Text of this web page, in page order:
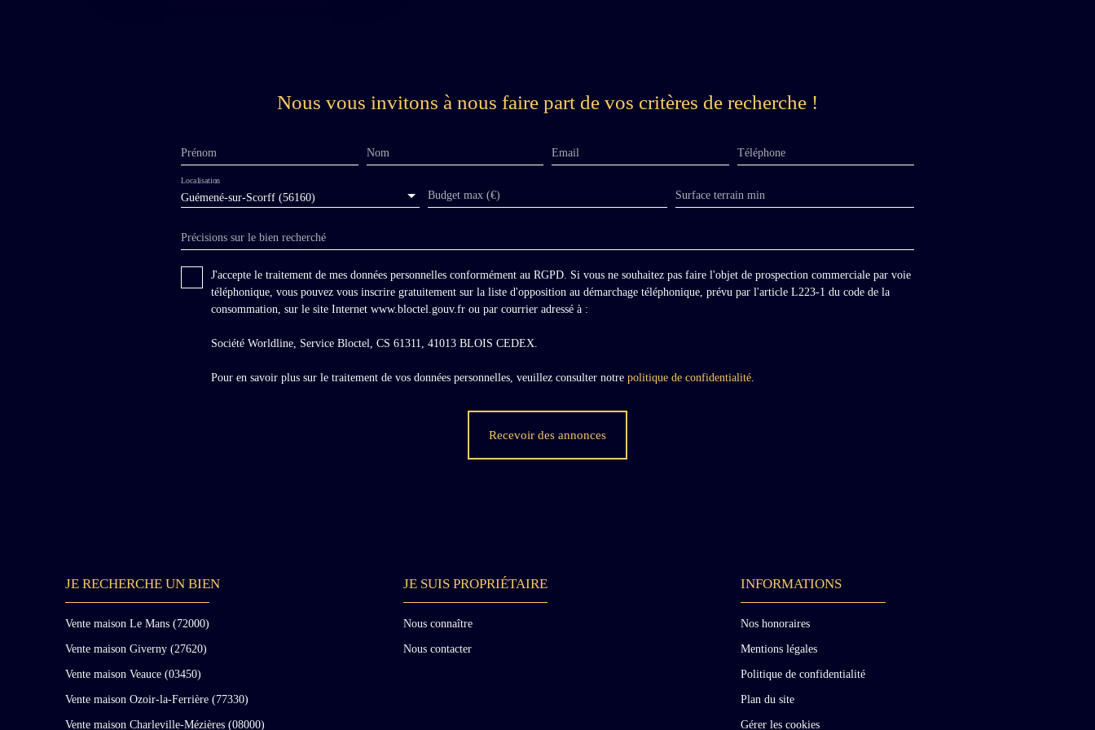
Nous vous invitons à nous faire part de vos critères de recherche !
Prénom Nom Email Téléphone
Guémené-sur-Scorff (56160)
Localisation
Budget max (€) Surface terrain min
Précisions sur le bien recherché
J'accepte le traitement de mes données personnelles conformément au RGPD. Si vous ne souhaitez pas faire l'objet de prospection commerciale par voie
téléphonique, vous pouvez vous inscrire gratuitement sur la liste d'opposition au démarchage téléphonique, prévu par l'article L223-1 du code de la
consommation, sur le site Internet www.bloctel.gouv.fr ou par courrier adressé à :
Société Worldline, Service Bloctel, CS 61311, 41013 BLOIS CEDEX.
Pour en savoir plus sur le traitement de vos données personnelles, veuillez consulter notre politique de confidentialité.
Recevoir des annonces
JE RECHERCHE UN BIEN
Vente maison Le Mans (72000)
Vente maison Giverny (27620)
Vente maison Veauce (03450)
Vente maison Ozoir-la-Ferrière (77330)
Vente maison Charleville-Mézières (08000)
JE SUIS PROPRIÉTAIRE
Nous connaître
Nous contacter
INFORMATIONS
Nos honoraires
Mentions légales
Politique de confidentialité
Plan du site
Gérer les cookies